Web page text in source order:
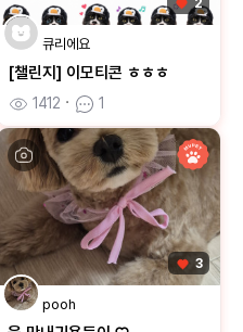
2
큐리에요
[챌린지] 이모티콘 ㅎㅎㅎ
1412 ㆍ 1
3
pooh